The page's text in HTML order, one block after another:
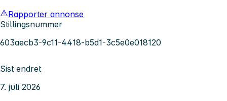
Rapporter annonse
Stillingsnummer
603aecb3-9c11-4418-b5d1-3c5e0e018120
Sist endret
7. juli 2026